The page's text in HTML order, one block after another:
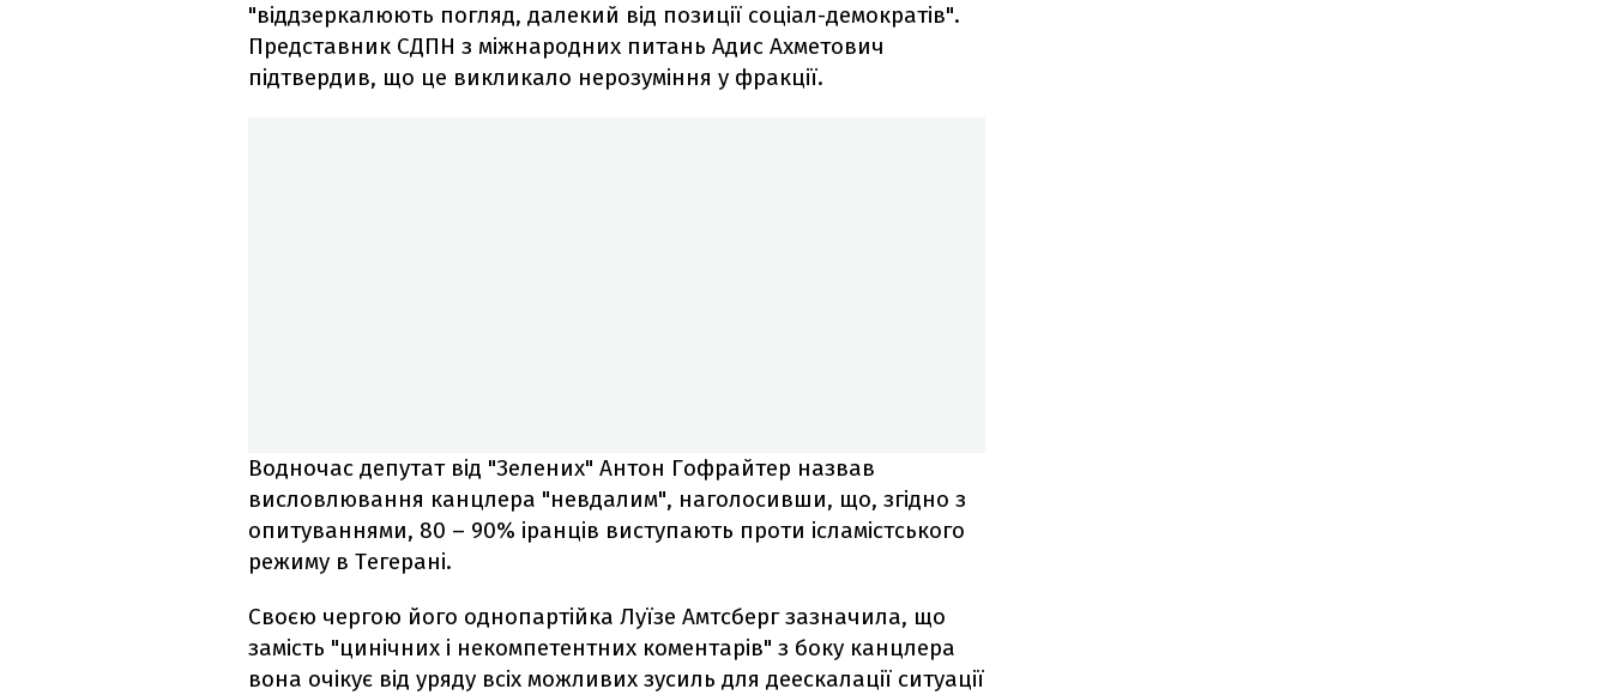
"віддзеркалюють погляд, далекий від позиції соціал-демократів".
Представник СДПН з міжнародних питань Адис Ахметович
підтвердив, що це викликало нерозуміння у фракції.
Водночас депутат від "Зелених" Антон Гофрайтер назвав
висловлювання канцлера "невдалим", наголосивши, що, згідно з
опитуваннями, 80 – 90% іранців виступають проти ісламістського
режиму в Тегерані.
Своєю чергою його однопартійка Луїзе Амтсберг зазначила, що
замість "цинічних і некомпетентних коментарів" з боку канцлера
вона очікує від уряду всіх можливих зусиль для деескалації ситуації